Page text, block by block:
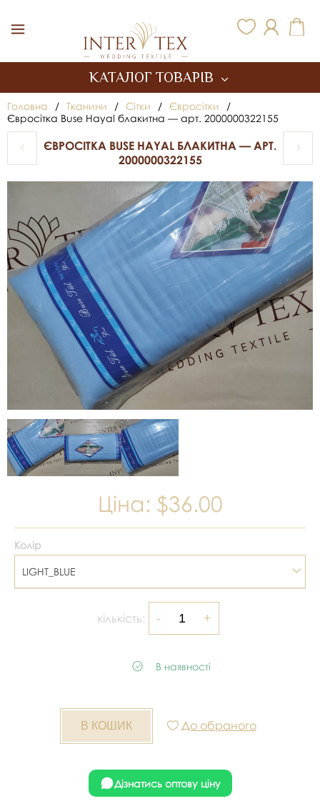
КАТАЛОГ ТОВАРІВ
Головна / Тканини / Сітки / Євросітки
/
Євросітка Buse Hayal блакитна — арт. 2000000322155
ЄВРОСІТКА BUSE HAYAL БЛАКИТНА — АРТ.
2000000322155
Ціна: $36.00
Колір
LIGHT_BLUE
кількість:
В наявності
До обраного
Дізнатись оптову ціну